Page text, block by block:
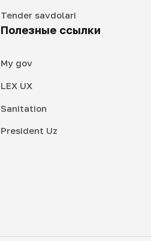
Tender savdolari
Полезные ссылки
My gov
LEX UX
Sanitation
President Uz